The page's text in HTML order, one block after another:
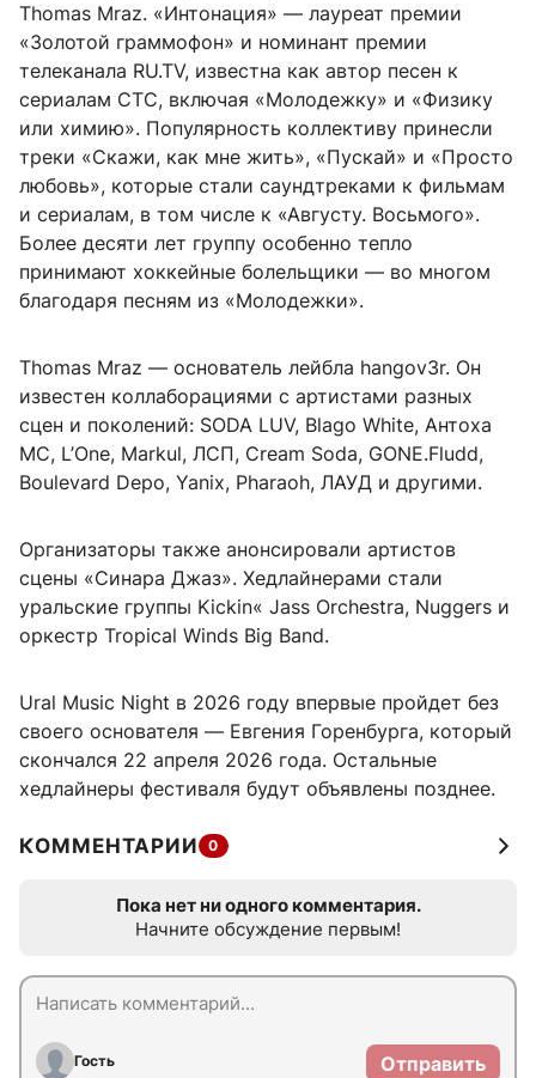
Thomas Mraz. «Интонация» — лауреат премии
«Золотой граммофон» и номинант премии
телеканала RU.TV, известна как автор песен к
сериалам СТС, включая «Молодежку» и «Физику
или химию». Популярность коллективу принесли
треки «Скажи, как мне жить», «Пускай» и «Просто
любовь», которые стали саундтреками к фильмам
и сериалам, в том числе к «Августу. Восьмого».
Более десяти лет группу особенно тепло
принимают хоккейные болельщики — во многом
благодаря песням из «Молодежки».
Thomas Mraz — основатель лейбла hangov3r. Он
известен коллаборациями с артистами разных
сцен и поколений: SODA LUV, Blago White, Антоха
МС, L’One, Markul, ЛСП, Cream Soda, GONE.Fludd,
Boulevard Depo, Yanix, Pharaoh, ЛАУД и другими.
Организаторы также анонсировали артистов
сцены «Синара Джаз». Хедлайнерами стали
уральские группы Kickin« Jass Orchestra, Nuggers и
оркестр Tropical Winds Big Band.
Ural Music Night в 2026 году впервые пройдет без
своего основателя — Евгения Горенбурга, который
скончался 22 апреля 2026 года. Остальные
хедлайнеры фестиваля будут объявлены позднее.
КОММЕНТАРИИ 0
Пока нет ни одного комментария.
Начните обсуждение первым!
Гость Отправить